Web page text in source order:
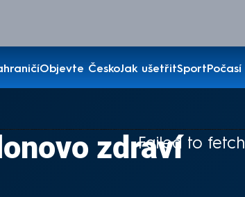
Objevte ČeskoJak ušetřitSportPočasí
Failed to fetch
zdraví